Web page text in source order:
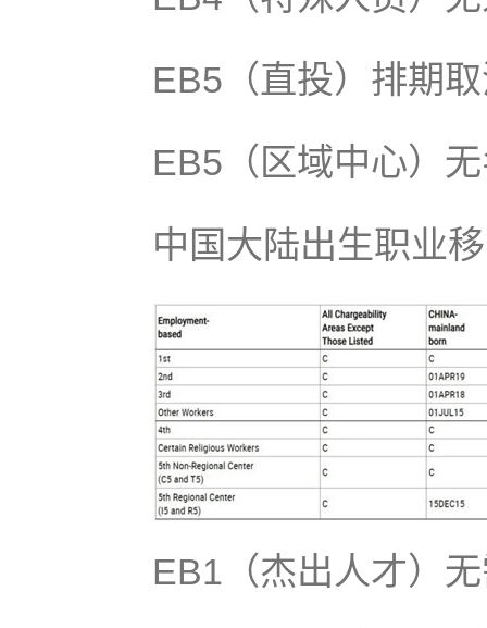
EB5（直投）排期
EB5（区域中心）
中国大陆出生职业
EB1（杰出人才）